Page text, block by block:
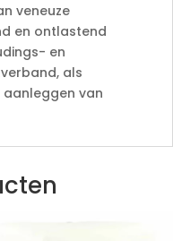
veneuze
en ontlastend
en
als
van